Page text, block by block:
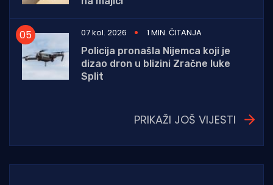
07 kol. 2026
1 MIN. ČITANJA
Policija pronašla Nijemca koji je
dizao dron u blizini Zračne luke
Split
PRIKAŽI JOŠ VIJESTI